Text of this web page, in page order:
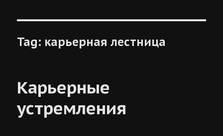
Tag: карьерная лестница
Карьерные
устремления